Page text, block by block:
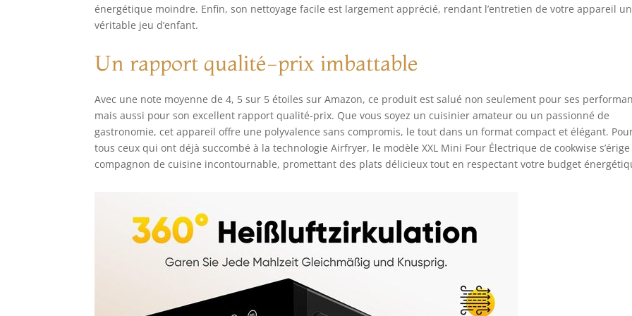
experts du service clientèle répondront à votre message dans les 12
énergétique moindre. Enfin, son nettoyage facile est largement apprécié, rendant l’entretien de votre appareil un
véritable jeu d’enfant.
Un rapport qualité-prix imbattable
Avec une note moyenne de 4, 5 sur 5 étoiles sur Amazon, ce produit est salué non seulement pour ses
mais aussi pour son excellent rapport qualité-prix. Que vous soyez un cuisinier amateur ou un passionné de
gastronomie, cet appareil offre une polyvalence sans compromis, le tout dans un format compact et élégant.
tous ceux qui ont déjà succombé à la technologie Airfryer, le modèle XXL Mini Four Électrique de cookwise s’érige
compagnon de cuisine incontournable, promettant des plats délicieux tout en respectant votre budget